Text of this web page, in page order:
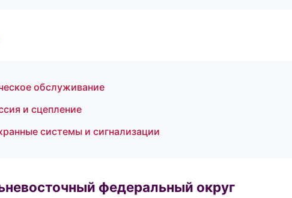
обслуживание
и сцепление
системы и сигнализации
федеральный округ